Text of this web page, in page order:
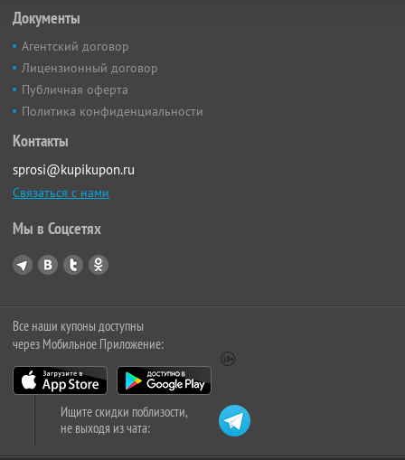
Документы
Агентский договор
Лицензионный договор
Публичная оферта
Политика конфиденциальности
Контакты
sprosi@kupikupon.ru
Связаться с нами
Мы в Соцсетях
Все наши купоны доступны
через Мобильное Приложение:
Ищите скидки поблизости,
не выходя из чата: